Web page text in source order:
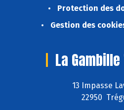
Protection des
Gestion des
La
13 Impasse
22950